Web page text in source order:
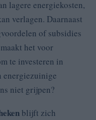
lagere energiekosten,
verlagen. Daarnaast
of subsidies
het voor
te investeren in
energiezuinige
niet grijpen?
blijft zich